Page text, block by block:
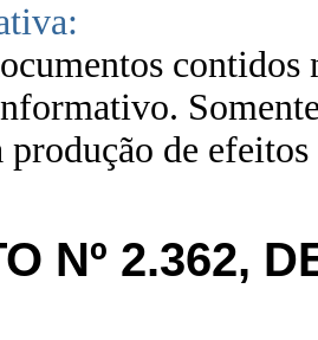
contidos
produção de
Nº 2.362,